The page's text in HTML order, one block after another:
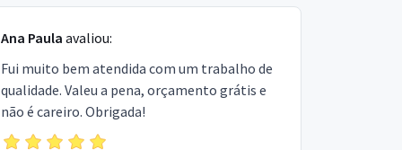
Ana Paula avaliou:
Fui muito bem atendida com um trabalho de
qualidade. Valeu a pena, orçamento grátis e
não é careiro. Obrigada!